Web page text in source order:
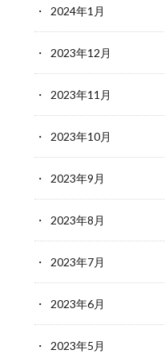
2024年1月
2023年12月
2023年11月
2023年10月
2023年9月
2023年8月
2023年7月
2023年6月
2023年5月